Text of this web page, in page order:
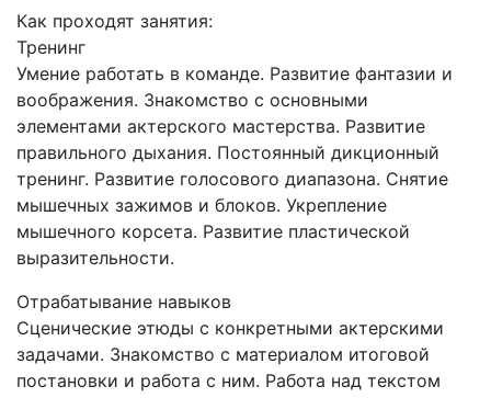
Как проходят занятия:
Тренинг
Умение работать в команде. Развитие фантазии и
воображения. Знакомство с основными
элементами актерского мастерства. Развитие
правильного дыхания. Постоянный дикционный
тренинг. Развитие голосового диапазона. Снятие
мышечных зажимов и блоков. Укрепление
мышечного корсета. Развитие пластической
выразительности.
Отрабатывание навыков
Сценические этюды с конкретными актерскими
задачами. Знакомство с материалом итоговой
постановки и работа с ним. Работа над текстом